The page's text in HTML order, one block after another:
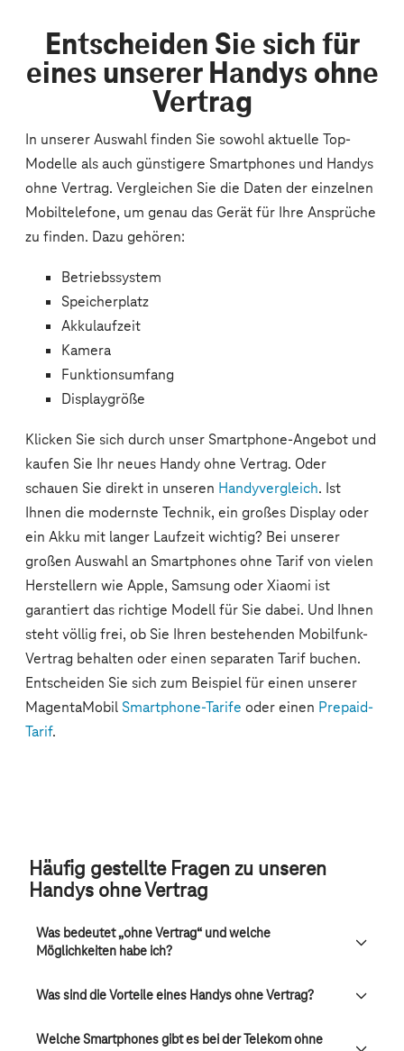
Häufig gestellte Fragen zu unseren
Handys ohne Vertrag
Was bedeutet „ohne Vertrag“ und welche
Möglichkeiten habe ich?
Was sind die Vorteile eines Handys ohne Vertrag?
Welche Smartphones gibt es bei der Telekom ohne